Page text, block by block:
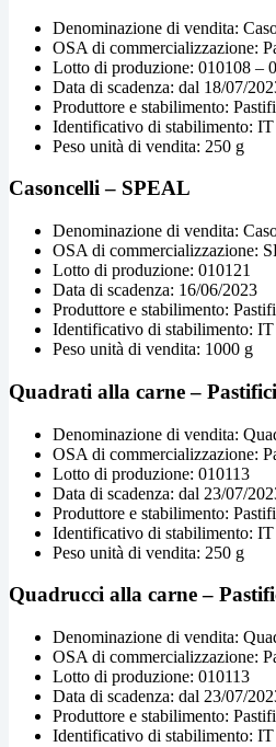
Denominazione di vendita:
OSA di commercializzazione:
Lotto di produzione: 010108 –
Data di scadenza: dal 18/07/
Produttore e stabilimento:
Identificativo di stabilimento:
Peso unità di vendita: 250 g
Casoncelli – SPEAL
Denominazione di vendita:
OSA di commercializzazione:
Lotto di produzione: 010121
Data di scadenza: 16/06/2023
Produttore e stabilimento:
Identificativo di stabilimento:
Peso unità di vendita: 1000 g
Quadrati alla carne –
Denominazione di vendita:
OSA di commercializzazione:
Lotto di produzione: 010113
Data di scadenza: dal 23/07/
Produttore e stabilimento:
Identificativo di stabilimento:
Peso unità di vendita: 250 g
Quadrucci alla carne –
Denominazione di vendita:
OSA di commercializzazione:
Lotto di produzione: 010113
Data di scadenza: dal 23/07/
Produttore e stabilimento:
Identificativo di stabilimento: